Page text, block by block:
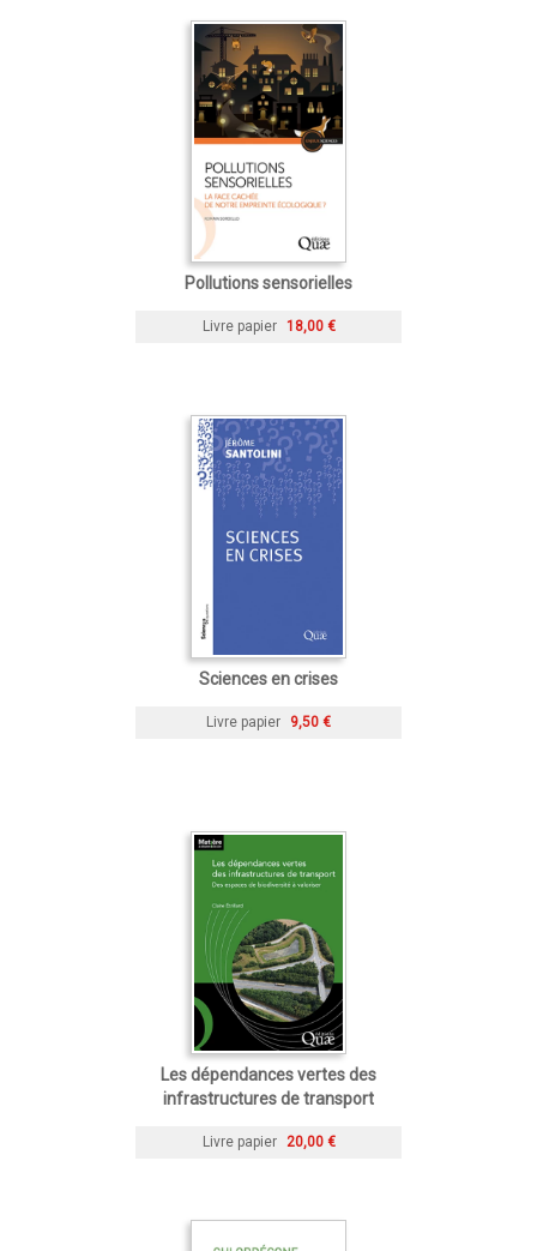
Pollutions sensorielles
Livre papier 18,00 €
Sciences en crises
Livre papier 9,50 €
Les dépendances vertes des
infrastructures de transport
Livre papier 20,00 €